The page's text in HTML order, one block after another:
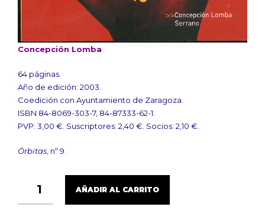
Concepción Lomba
64 páginas.
Año de edición: 2003.
Coedición con Ayuntamiento de Zaragoza.
ISBN 84-8069-303-7, 84-87333-62-1.
PVP: 3,00 €. Suscriptores: 2,40 €. Socios: 2,10 €.
Órbitas , nº 9.
CONTEMPORÁNEO
CANTIDAD
AÑADIR AL CARRITO